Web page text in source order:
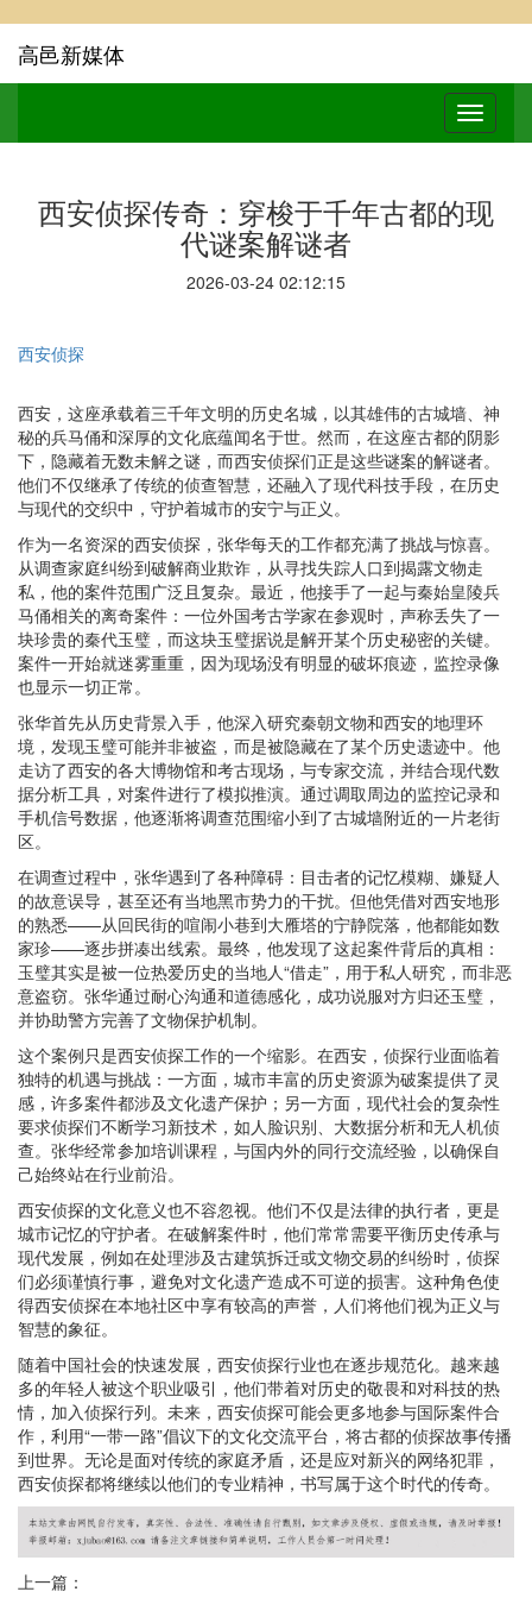
高邑新媒体
西安侦探传奇：穿梭于千年古都的现
代谜案解谜者
2026-03-24 02:12:15
西安侦探
西安，这座承载着三千年文明的历史名城，以其雄伟的古城墙、神
秘的兵马俑和深厚的文化底蕴闻名于世。然而，在这座古都的阴影
下，隐藏着无数未解之谜，而西安侦探们正是这些谜案的解谜者。
他们不仅继承了传统的侦查智慧，还融入了现代科技手段，在历史
与现代的交织中，守护着城市的安宁与正义。
作为一名资深的西安侦探，张华每天的工作都充满了挑战与惊喜。
从调查家庭纠纷到破解商业欺诈，从寻找失踪人口到揭露文物走
私，他的案件范围广泛且复杂。最近，他接手了一起与秦始皇陵兵
马俑相关的离奇案件：一位外国考古学家在参观时，声称丢失了一
块珍贵的秦代玉璧，而这块玉璧据说是解开某个历史秘密的关键。
案件一开始就迷雾重重，因为现场没有明显的破坏痕迹，监控录像
也显示一切正常。
张华首先从历史背景入手，他深入研究秦朝文物和西安的地理环
境，发现玉璧可能并非被盗，而是被隐藏在了某个历史遗迹中。他
走访了西安的各大博物馆和考古现场，与专家交流，并结合现代数
据分析工具，对案件进行了模拟推演。通过调取周边的监控记录和
手机信号数据，他逐渐将调查范围缩小到了古城墙附近的一片老街
区。
在调查过程中，张华遇到了各种障碍：目击者的记忆模糊、嫌疑人
的故意误导，甚至还有当地黑市势力的干扰。但他凭借对西安地形
的熟悉——从回民街的喧闹小巷到大雁塔的宁静院落，他都能如数
家珍——逐步拼凑出线索。最终，他发现了这起案件背后的真相：
玉璧其实是被一位热爱历史的当地人“借走”，用于私人研究，而非恶
意盗窃。张华通过耐心沟通和道德感化，成功说服对方归还玉璧，
并协助警方完善了文物保护机制。
这个案例只是西安侦探工作的一个缩影。在西安，侦探行业面临着
独特的机遇与挑战：一方面，城市丰富的历史资源为破案提供了灵
感，许多案件都涉及文化遗产保护；另一方面，现代社会的复杂性
要求侦探们不断学习新技术，如人脸识别、大数据分析和无人机侦
查。张华经常参加培训课程，与国内外的同行交流经验，以确保自
己始终站在行业前沿。
西安侦探的文化意义也不容忽视。他们不仅是法律的执行者，更是
城市记忆的守护者。在破解案件时，他们常常需要平衡历史传承与
现代发展，例如在处理涉及古建筑拆迁或文物交易的纠纷时，侦探
们必须谨慎行事，避免对文化遗产造成不可逆的损害。这种角色使
得西安侦探在本地社区中享有较高的声誉，人们将他们视为正义与
智慧的象征。
随着中国社会的快速发展，西安侦探行业也在逐步规范化。越来越
多的年轻人被这个职业吸引，他们带着对历史的敬畏和对科技的热
情，加入侦探行列。未来，西安侦探可能会更多地参与国际案件合
作，利用“一带一路”倡议下的文化交流平台，将古都的侦探故事传播
到世界。无论是面对传统的家庭矛盾，还是应对新兴的网络犯罪，
西安侦探都将继续以他们的专业精神，书写属于这个时代的传奇。
上一篇：